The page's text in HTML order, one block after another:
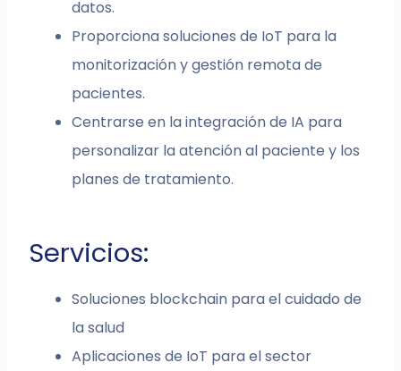
datos.
Proporciona soluciones de IoT para la
monitorización y gestión remota de
pacientes.
Centrarse en la integración de IA para
personalizar la atención al paciente y los
planes de tratamiento.
Servicios:
Soluciones blockchain para el cuidado de
la salud
Aplicaciones de IoT para el sector